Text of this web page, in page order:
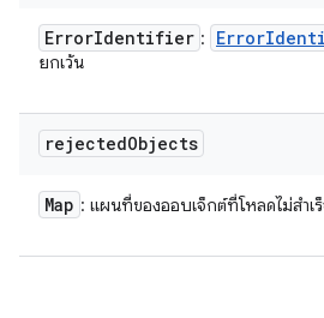
ErrorIdentifier : Error
ยกเว้น
rejectedObjects
Map : แผนที่ของออบเจ็กต์ที่โหลดไม่สำเ